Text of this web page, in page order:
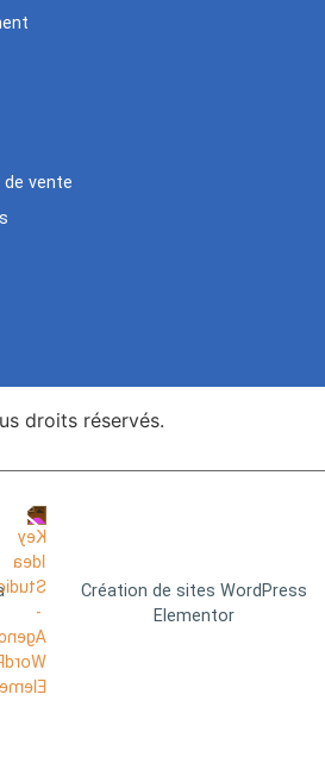
vente
droits réservés.
Création de sites WordPress
Elementor